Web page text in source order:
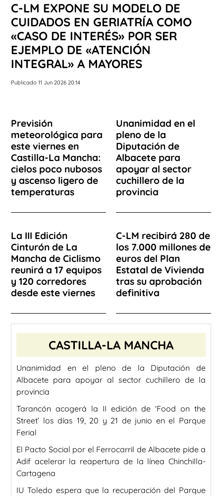
C-LM EXPONE SU MODELO DE
CUIDADOS EN GERIATRÍA COMO
«CASO DE INTERÉS» POR SER
EJEMPLO DE «ATENCIÓN
INTEGRAL» A MAYORES
Publicado 11 Jun 2026 20:14
Previsión
meteorológica para
este viernes en
Castilla-La Mancha:
cielos poco nubosos
y ascenso ligero de
temperaturas
Unanimidad en el
pleno de la
Diputación de
Albacete para
apoyar al sector
cuchillero de la
provincia
La III Edición
Cinturón de La
Mancha de Ciclismo
reunirá a 17 equipos
y 120 corredores
desde este viernes
C-LM recibirá 280 de
los 7.000 millones de
euros del Plan
Estatal de Vivienda
tras su aprobación
definitiva
CASTILLA-LA MANCHA
Unanimidad en el pleno de la Diputación de
Albacete para apoyar al sector cuchillero de la
provincia
Tarancón acogerá la II edición de ‘Food on the
Street’ los días 19, 20 y 21 de junio en el Parque
Ferial
El Pacto Social por el Ferrocarril de Albacete pide a
Adif acelerar la reapertura de la línea Chinchilla-
Cartagena
IU Toledo espera que la recuperación del Parque